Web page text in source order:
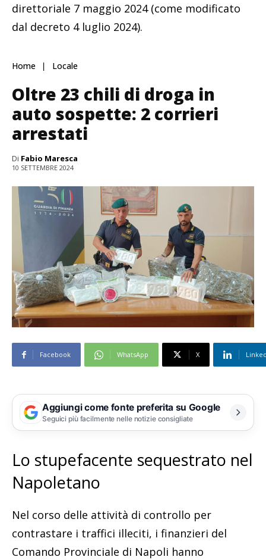
direttoriale 7 maggio 2024 (come modificato
dal decreto 4 luglio 2024).
Home Locale
Oltre 23 chili di droga in
auto sospette: 2 corrieri
arrestati
Di Fabio Maresca
10 SETTEMBRE 2024
Facebook WhatsApp X
Aggiungi come fonte preferita su Google
Seguici più facilmente nelle notizie consigliate
Lo stupefacente sequestrato nel
Napoletano
Nel corso delle attività di controllo per
contrastare i traffici illeciti, i finanzieri del
Comando Provinciale di Napoli hanno